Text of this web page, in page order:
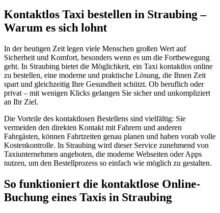
Kontaktlos Taxi bestellen in Straubing –
Warum es sich lohnt
In der heutigen Zeit legen viele Menschen großen Wert auf
Sicherheit und Komfort, besonders wenn es um die Fortbewegung
geht. In Straubing bietet die Möglichkeit, ein Taxi kontaktlos online
zu bestellen, eine moderne und praktische Lösung, die Ihnen Zeit
spart und gleichzeitig Ihre Gesundheit schützt. Ob beruflich oder
privat – mit wenigen Klicks gelangen Sie sicher und unkompliziert
an Ihr Ziel.
Die Vorteile des kontaktlosen Bestellens sind vielfältig: Sie
vermeiden den direkten Kontakt mit Fahrern und anderen
Fahrgästen, können Fahrtzeiten genau planen und haben vorab volle
Kostenkontrolle. In Straubing wird dieser Service zunehmend von
Taxiunternehmen angeboten, die moderne Webseiten oder Apps
nutzen, um den Bestellprozess so einfach wie möglich zu gestalten.
So funktioniert die kontaktlose Online-
Buchung eines Taxis in Straubing